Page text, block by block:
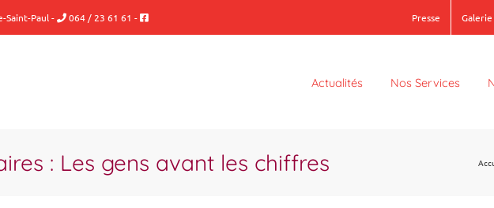
Saint-Paul- 064 / 23 61 61 - Presse Galerie
Actualités Nos Services
: Les gens avant les chiffres